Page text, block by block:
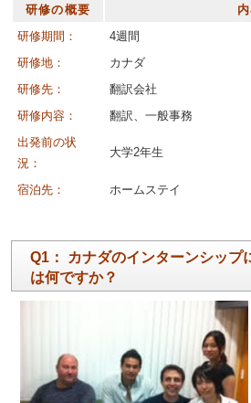
研修の概要
研修期間：
4週間
研修地：
カナダ
研修先：
翻訳会社
研修内容：
翻訳、一般事務
出発前の状
況：
大学2年生
宿泊先： ホームステイ
Q1： カナダのインターンシップ
は何ですか？